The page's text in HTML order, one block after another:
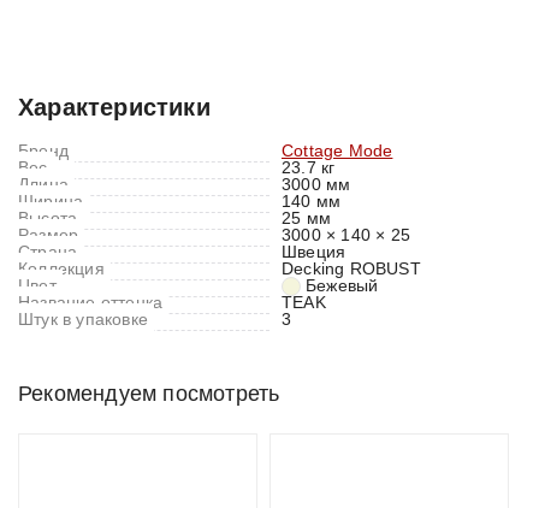
Характеристики
Бренд
Cottage Mode
Вес
23.7 кг
Длина
3000 мм
Ширина
140 мм
Высота
25 мм
Размер
3000 × 140 × 25
Страна
Швеция
Коллекция
Decking ROBUST
Цвет
Бежевый
Название оттенка
TEAK
Штук в упаковке
3
Рекомендуем посмотреть